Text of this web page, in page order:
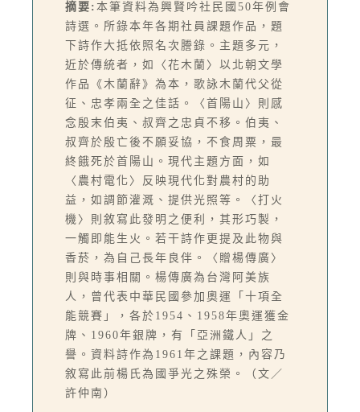
摘要: 本筆資料為興賢吟社民國50年例會
詩選。所錄本年各期社員課題作品，題
下詩作大抵依照名次謄錄。主題多元，
近於傳統者，如〈花木蘭〉以北朝文學
作品《木蘭辭》為本，歌詠木蘭代父從
征、忠孝兩全之佳話。〈首陽山〉則感
念殷末伯夷、叔齊之忠貞不移。伯夷、
叔齊於殷亡後不願妥協，不食周粟，最
終餓死於首陽山。現代主題方面，如
〈農村電化〉反映現代化對農村的助
益，如調節灌溉、提供光照等。〈打火
機〉則敘寫此發明之便利，其形巧製，
一觸即能生火。若干詩作更提及此物與
香菸，為自己長年良伴。〈贈楊傳廣〉
則與時事相關。楊傳廣為台灣阿美族
人，曾代表中華民國參加奧運「十項全
能競賽」，各於1954、1958年奧運獲金
牌、1960年銀牌，有「亞洲鐵人」之
譽。資料詩作為1961年之課題，內容乃
敘寫此前楊氏為國爭光之殊榮。（文／
許仲南）